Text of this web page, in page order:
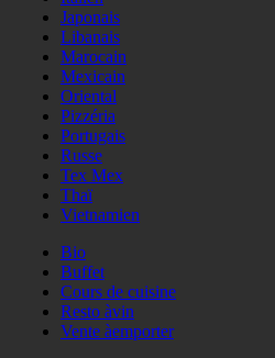
Japonais
Libanais
Marocain
Mexicain
Oriental
Pizzéria
Portugais
Russe
Tex Mex
Thaï
Vietnamien
Bio
Buffet
Cours de cuisine
Resto àvin
Vente àemporter